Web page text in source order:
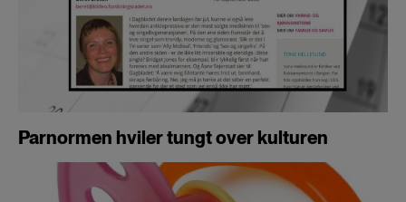
Parnormen hviler tungt over kulturen